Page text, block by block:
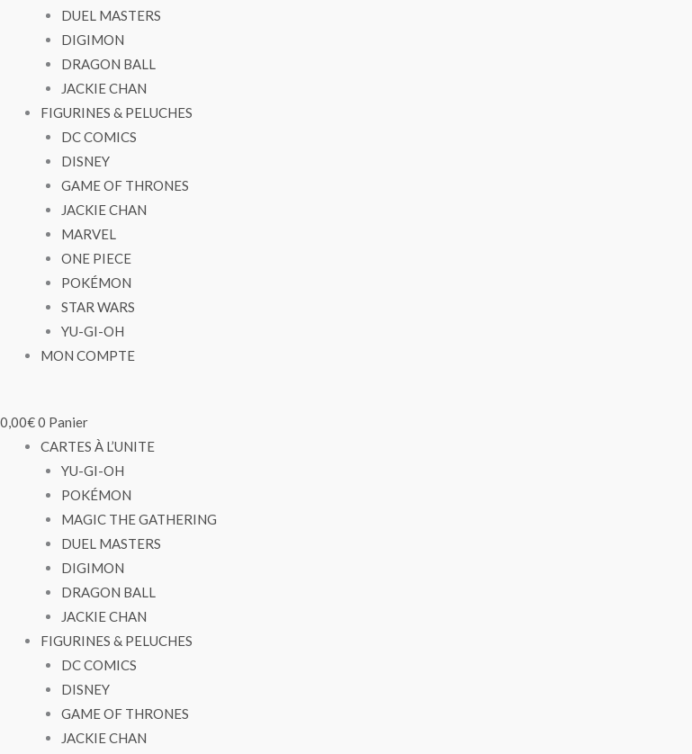
DUEL MASTERS
DIGIMON
DRAGON BALL
JACKIE CHAN
FIGURINES & PELUCHES
DC COMICS
DISNEY
GAME OF THRONES
JACKIE CHAN
MARVEL
ONE PIECE
POKÉMON
STAR WARS
YU-GI-OH
MON COMPTE
0,00€0 Panier
CARTES À L’UNITE
YU-GI-OH
POKÉMON
MAGIC THE GATHERING
DUEL MASTERS
DIGIMON
DRAGON BALL
JACKIE CHAN
FIGURINES & PELUCHES
DC COMICS
DISNEY
GAME OF THRONES
JACKIE CHAN